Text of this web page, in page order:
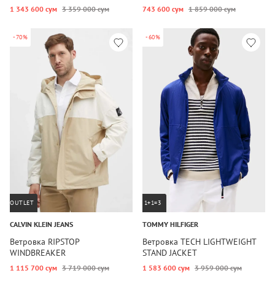
1 343 600 сум 3 359 000 сум 743 600 сум 1 859 000 сум
-70%
OUTLET
CALVIN KLEIN JEANS
Ветровка RIPSTOP
WINDBREAKER
1 115 700 сум 3 719 000 сум
-60%
1+1=3
TOMMY HILFIGER
Ветровка TECH LIGHTWEIGHT
STAND JACKET
1 583 600 сум 3 959 000 сум